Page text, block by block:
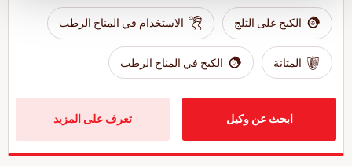
الكبح على الثلج الاستخدام في المناخ الرطب
المتانة الكبح في المناخ الرطب
ابحث عن وكيل تعرف على المزيد